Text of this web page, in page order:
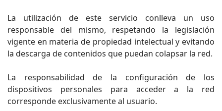
La utilización de este servicio conlleva un uso
responsable del mismo, respetando la legislación
vigente en materia de propiedad intelectual y evitando
la descarga de contenidos que puedan colapsar la red.
La responsabilidad de la configuración de los
dispositivos personales para acceder a la red
corresponde exclusivamente al usuario.